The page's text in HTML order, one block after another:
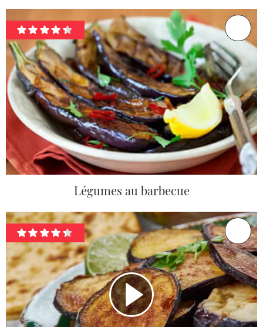
Légumes au barbecue